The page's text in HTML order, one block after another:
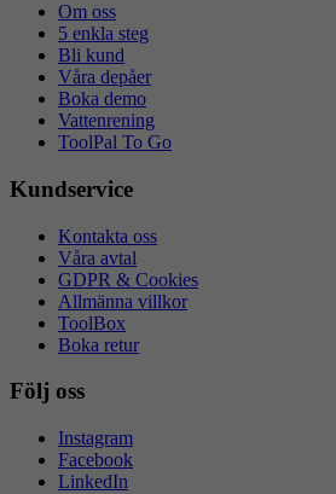
Om oss
5 enkla steg
Bli kund
Våra depåer
Boka demo
Vattenrening
ToolPal To Go
Kundservice
Kontakta oss
Våra avtal
GDPR & Cookies
Allmänna villkor
ToolBox
Boka retur
Följ oss
Instagram
Facebook
LinkedIn